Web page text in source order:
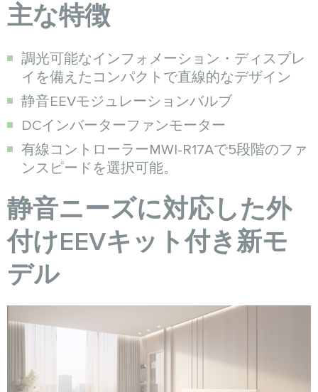
主な特徴
調光可能なインフォメーション・ディスプレ
イを備えたコンパクトで直線的なデザイン
静音EEVモジュレーションバルブ
DCインバーターファンモーター
有線コントローラーMWI-R17Aで5段階のファ
ンスピードを選択可能。
静音ニーズに対応した外
付けEEVキット付き新モ
デル